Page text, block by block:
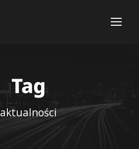
Tag
aktualności